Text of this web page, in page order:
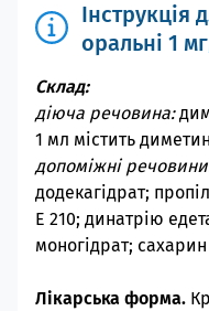
Інструкція
оральні 1
Склад:
діюча речовина:
1 мл містить
допоміжні
додекагідрат; п
Е 210; динатрію
моногідрат;
Лікарська форма.